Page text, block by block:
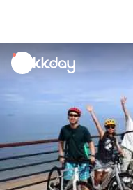
unread
notifications